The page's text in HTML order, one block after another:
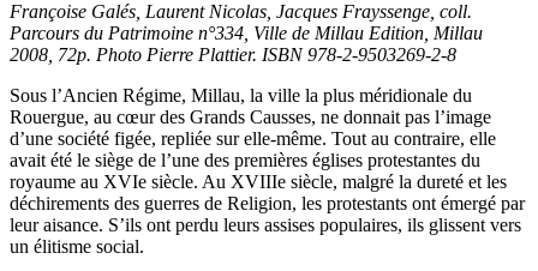
Françoise Galés, Laurent Nicolas, Jacques Frayssenge, coll.
Parcours du Patrimoine n°334, Ville de Millau Edition, Millau
2008, 72p. Photo Pierre Plattier. ISBN 978-2-9503269-2-8
Sous l’Ancien Régime, Millau, la ville la plus méridionale du
Rouergue, au cœur des Grands Causses, ne donnait pas l’image
d’une société figée, repliée sur elle-même. Tout au contraire, elle
avait été le siège de l’une des premières églises protestantes du
royaume au XVIe siècle. Au XVIIIe siècle, malgré la dureté et les
déchirements des guerres de Religion, les protestants ont émergé par
leur aisance. S’ils ont perdu leurs assises populaires, ils glissent vers
un élitisme social.